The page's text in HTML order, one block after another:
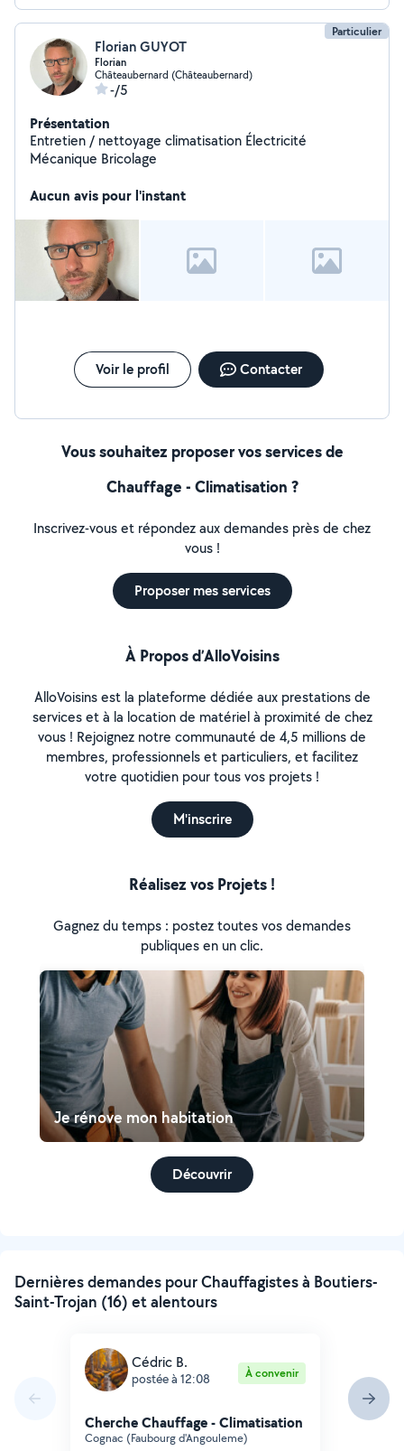
Particulier
Florian GUYOT
Florian
Châteaubernard (Châteaubernard)
-/5
Présentation
Entretien / nettoyage climatisation Électricité
Mécanique Bricolage
Aucun avis pour l'instant
Voir le profil Contacter
Vous souhaitez proposer vos services de
Chauffage - Climatisation ?
Inscrivez-vous et répondez aux demandes près de chez
vous !
Proposer mes services
À Propos d’AlloVoisins
AlloVoisins est la plateforme dédiée aux prestations de
services et à la location de matériel à proximité de chez
vous ! Rejoignez notre communauté de 4,5 millions de
membres, professionnels et particuliers, et facilitez
votre quotidien pour tous vos projets !
M'inscrire
Réalisez vos Projets !
Gagnez du temps : postez toutes vos demandes
publiques en un clic.
Je rénove mon habitation
Découvrir
Dernières demandes pour Chauffagistes à Boutiers-
Saint-Trojan (16) et alentours
Cédric B.
postée à 12:08 À convenir
Cherche Chauffage - Climatisation
Cognac (Faubourg d'Angouleme)